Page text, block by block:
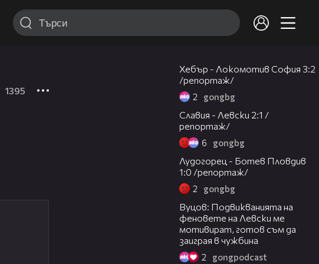
1395
Хебър - Локомотив София 3:2
/репортаж/
2 gongbg
Славия - Левски 2:1 /
репортаж/
6 gongbg
Лудогорец - Ботев Пловдив
1:0 /репортаж/
2 gongbg
Вуцов: Подвикванията на
феновете на Левски ме
мотивират, готов съм да
заиграя в чужбина
2 gongpodcast